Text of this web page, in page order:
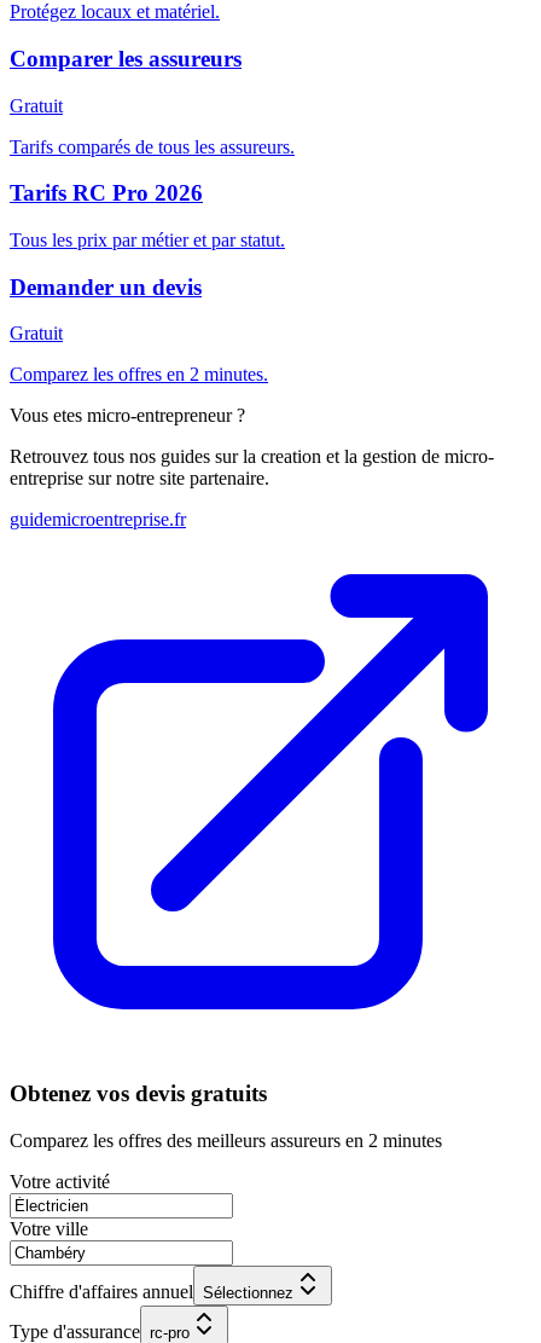
Protégez locaux et matériel.
Comparer les assureurs
Gratuit
Tarifs comparés de tous les assureurs.
Tarifs RC Pro 2026
Tous les prix par métier et par statut.
Demander un devis
Gratuit
Comparez les offres en 2 minutes.
Vous etes micro-entrepreneur ?
Retrouvez tous nos guides sur la creation et la gestion de micro-
entreprise sur notre site partenaire.
guidemicroentreprise.fr
Obtenez vos devis gratuits
Comparez les offres des meilleurs assureurs en 2 minutes
Votre activité
Votre ville
Chiffre d'affaires annuel Sélectionnez
Type d'assurance rc-pro